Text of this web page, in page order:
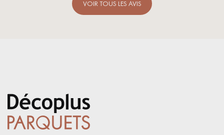
VOIR TOUS LES AVIS